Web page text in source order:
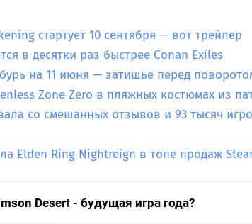
стартует 10 сентября — вот трейлер
в десятки раз быстрее Conan Exiles
на 11 июня — затишье перед
Zone Zero в пляжных костюмах из
со смешанных отзывов и 93 тысяч
Elden Ring Nightreign в топе продаж
Desert - будущая игра года?